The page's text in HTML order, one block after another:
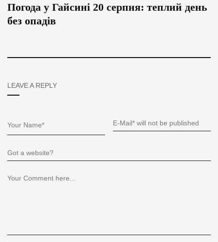
Погода у Гайсині 20 серпня: теплий день
без опадів
LEAVE A REPLY